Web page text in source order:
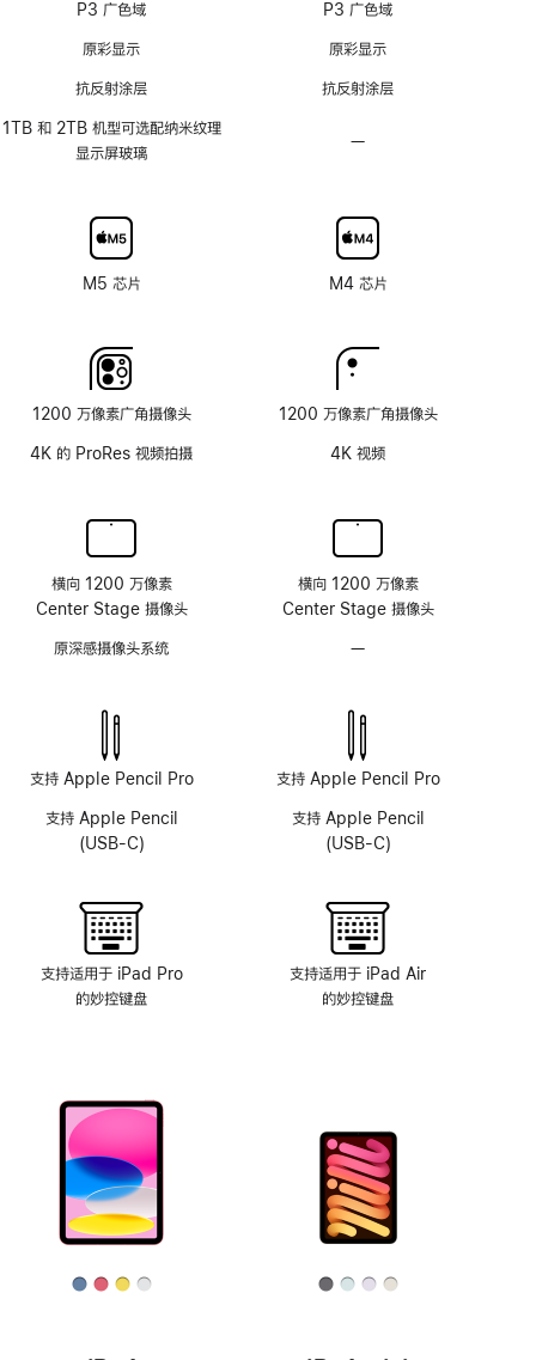
P3 广色域
原彩显示
抗反射涂层
1TB 和 2TB 机型可选配纳米纹理
显示屏玻璃
M5 芯片
1200 万像素广角摄像头
4K 的 ProRes 视频拍摄
横向 1200 万像素
Center Stage 摄像头
原深感摄像头系统
支持 Apple Pencil Pro
支持 Apple Pencil
(USB-C)
支持适用于 iPad Pro
的妙控键盘
持
ProMotion
适
技
术
P3 广色域
原彩显示
抗反射涂层
—
配
纳
纹
板
M4 芯片
1200 万像素广角摄像头
4K 视频
横向 1200 万像素
Center Stage 摄像头
—
像
系
统
支持 Apple Pencil Pro
支持 Apple Pencil
(USB-C)
支持适用于 iPad Air
的妙控键盘